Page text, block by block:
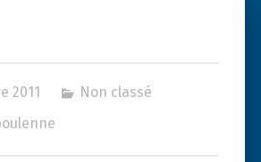
2011
Non classé